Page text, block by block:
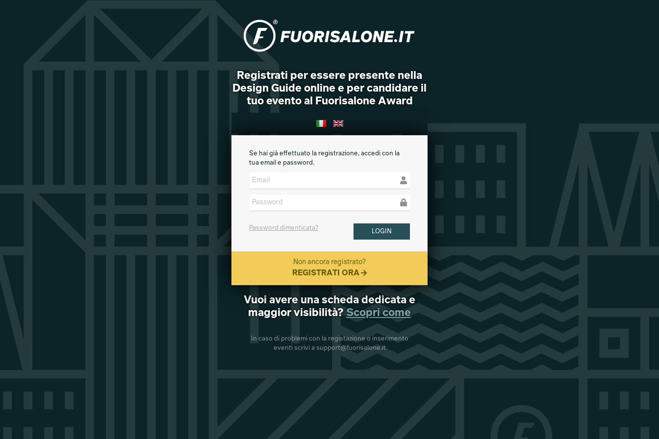
Registrati per essere presente nella
Design Guide online e per candidare il
tuo evento al Fuorisalone Award
Se hai già effettuato la registrazione, accedi con la
tua email e password.
Password dimenticata?
LOGIN
Non ancora registrato?
REGISTRATI ORA
Vuoi avere una scheda dedicata e
maggior visibilità? Scopri come
In caso di problemi con la registazione o inserimento
eventi scrivi a support@fuorisalone.it